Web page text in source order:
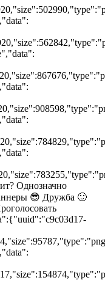
Однозначно
😎 Дружба 🙂